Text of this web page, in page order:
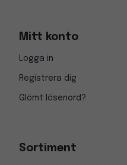
Mitt konto
Logga in
Registrera dig
Glömt lösenord?
Sortiment